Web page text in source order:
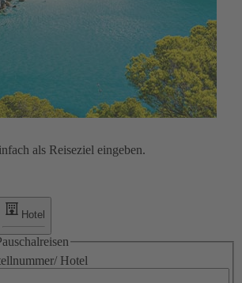
als Reiseziel eingeben.
Hotel
Hotel